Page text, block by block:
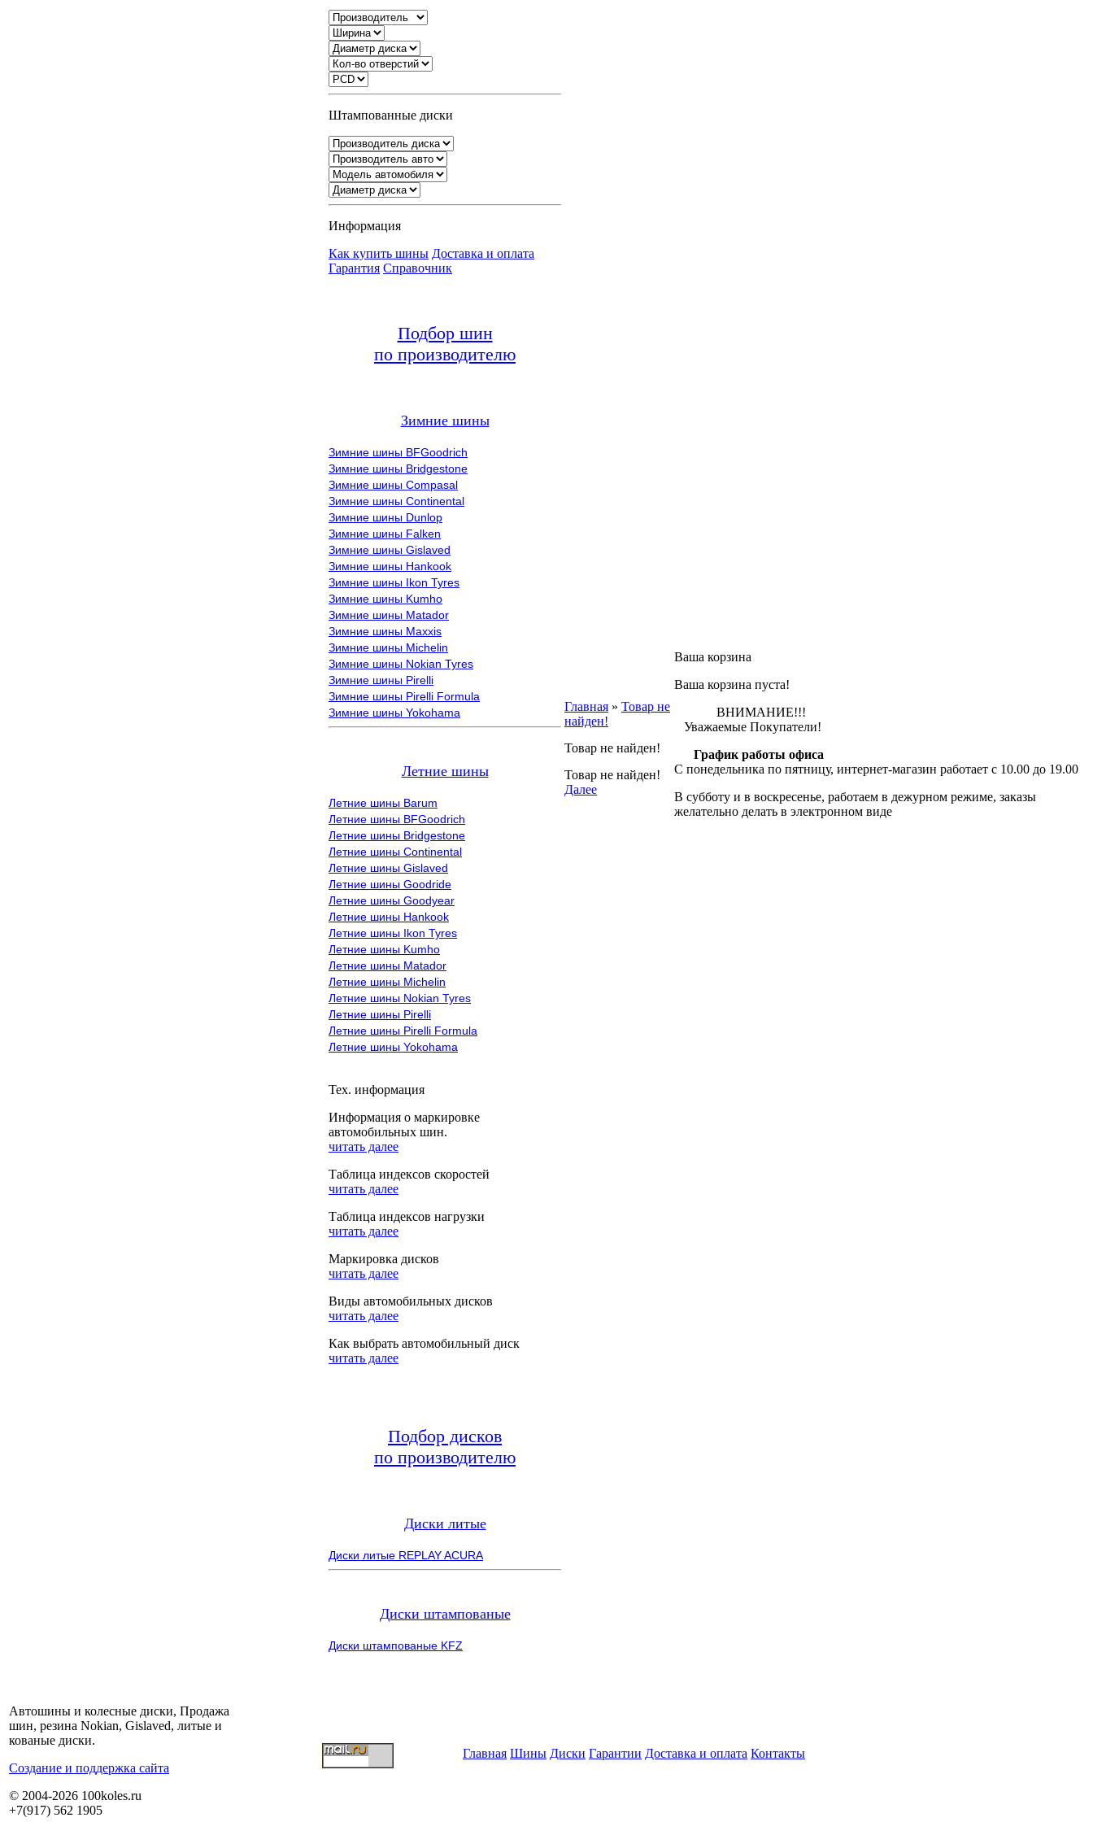
Штампованные диски
Информация
Как купить шины Доставка и оплата
Гарантия Справочник
Подбор шин
по производителю
Зимние шины
Зимние шины BFGoodrich
Зимние шины Bridgestone
Зимние шины Compasal
Зимние шины Continental
Зимние шины Dunlop
Зимние шины Falken
Зимние шины Gislaved
Зимние шины Hankook
Зимние шины Ikon Tyres
Зимние шины Kumho
Зимние шины Matador
Зимние шины Maxxis
Зимние шины Michelin
Зимние шины Nokian Tyres
Зимние шины Pirelli
Зимние шины Pirelli Formula
Зимние шины Yokohama
Летние шины
Летние шины Barum
Летние шины BFGoodrich
Летние шины Bridgestone
Летние шины Continental
Летние шины Gislaved
Летние шины Goodride
Летние шины Goodyear
Летние шины Hankook
Летние шины Ikon Tyres
Летние шины Kumho
Летние шины Matador
Летние шины Michelin
Летние шины Nokian Tyres
Летние шины Pirelli
Летние шины Pirelli Formula
Летние шины Yokohama
Тех. информация
Информация о маркировке
автомобильных шин.
читать далее
Таблица индексов скоростей
читать далее
Таблица индексов нагрузки
читать далее
Маркировка дисков
читать далее
Виды автомобильных дисков
читать далее
Как выбрать автомобильный диск
читать далее
Подбор дисков
по производителю
Диски литые
Диски литые REPLAY ACURA
Диски штампованые
Диски штампованые KFZ
Главная » Товар не
найден!
Товар не найден!
Товар не найден!
Далее
Ваша корзина
Ваша корзина пуста!
ВНИМАНИЕ!!!
Уважаемые Покупатели!
График работы офиса
С понедельника по пятницу, интернет-магазин работает с 10.00 до 19.00
В субботу и в воскресенье, работаем в дежурном режиме, заказы
желательно делать в электронном виде
Автошины и колесные диски, Продажа
шин, резина Nokian, Gislaved, литые и
кованые диски.
Cоздание и поддержка сайта
© 2004-2026 100koles.ru
+7(917) 562 1905
Главная Шины Диски Гарантии Доставка и оплата Контакты